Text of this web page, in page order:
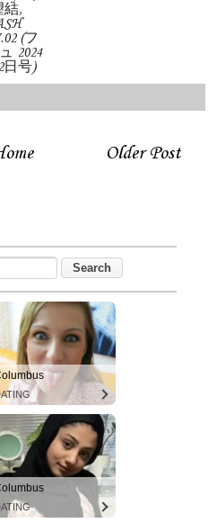
結,
(フ
2024
日号)
Older Post